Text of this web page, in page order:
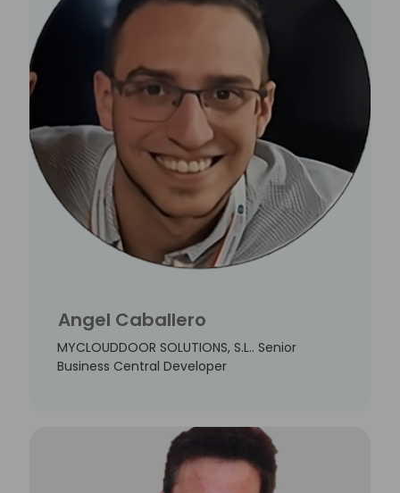
Angel Caballero
MYCLOUDDOOR SOLUTIONS, S.L.. Senior
Business Central Developer